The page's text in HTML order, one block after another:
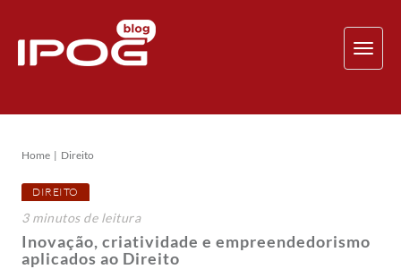
Home Direito
DIREITO
3 minutosde leitura
Inovação, criatividade e empreendedorismo
aplicados ao Direito